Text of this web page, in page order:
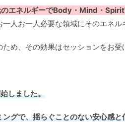
エネルギーでBody・Mind・
一人お一人必要な領域にそのエネル
め、その効果はセッションをお受
しました。
ングで、揺らぐことのない安心感